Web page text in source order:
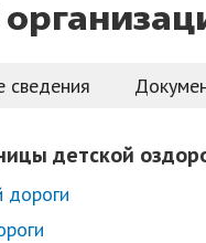
сведения
детской
дороги